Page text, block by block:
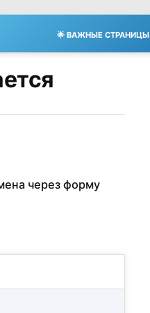
🌟 ВАЖНЫЕ СТРАНИЦЫ
через форму